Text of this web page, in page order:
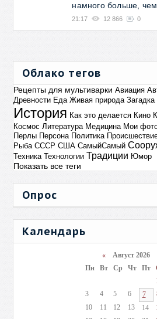
намного больше,
21:17 12 866 0
Облако тегов
Рецепты для мультиварки Авиация
Древности Еда Живая природа Загадка
История Как это делается Кино
Космос Литература Медицина Мои
Перлы Персона Политика
Рыба СССР США СамыйСамый
Техника Технологии Традиции Юмор
Показать все теги
Опрос
Календарь
«Август 2026
Пн
Вт Ср Чт Пт
3
4 5 6 7
10
11 12 13 14